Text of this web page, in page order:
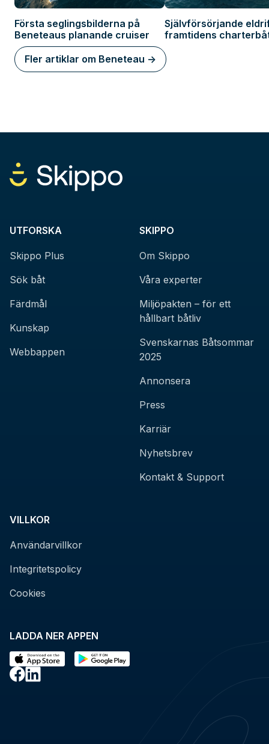
Första seglingsbilderna på
Beneteaus planande cruiser
Självförsörjande
framtidens
Fler artiklar om Beneteau ->
LADDA NER APPEN
UTFORSKA
Skippo Plus
Sök båt
Färdmål
Kunskap
Webbappen
SKIPPO
Om Skippo
Våra experter
Miljöpakten – för ett
hållbart båtliv
Svenskarnas Båtsommar
2025
Annonsera
Press
Karriär
Nyhetsbrev
Kontakt & Support
VILLKOR
Användarvillkor
Integritetspolicy
Cookies